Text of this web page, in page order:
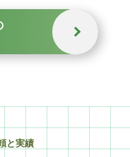
と実績